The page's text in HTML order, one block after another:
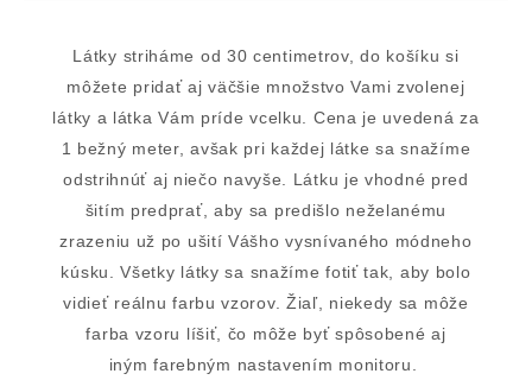
Látky striháme od 30 centimetrov, do košíku si
môžete pridať aj väčšie množstvo Vami zvolenej
látky a látka Vám príde vcelku. Cena je uvedená za
1 bežný meter, avšak pri každej látke sa snažíme
odstrihnúť aj niečo navyše. Látku je vhodné pred
šitím predprať, aby sa predišlo neželanému
zrazeniu už po ušití Vášho vysnívaného módneho
kúsku. Všetky látky sa snažíme fotiť tak, aby bolo
vidieť reálnu farbu vzorov. Žiaľ, niekedy sa môže
farba vzoru líšiť, čo môže byť spôsobené aj
iným farebným nastavením monitoru.